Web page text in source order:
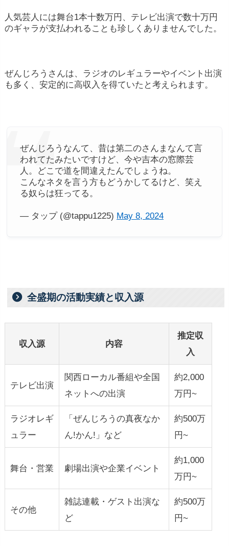
人気芸人には舞台1本十数万円、テレビ出演で数十万円
のギャラが支払われることも珍しくありませんでした。
ぜんじろうさんは、ラジオのレギュラーやイベント出演
も多く、安定的に高収入を得ていたと考えられます。
ぜんじろうなんて、昔は第二のさんまなんて言
われてたみたいですけど、今や吉本の窓際芸
人。どこで道を間違えたんでしょうね。
こんなネタを言う方もどうかしてるけど、笑え
る奴らは狂ってる。
— タップ (@tappu1225) May 8, 2024
全盛期の活動実績と収入源
収入源 内容
推定収
入
テレビ出演
関西ローカル番組や全国
ネットへの出演
約2,000
万円~
ラジオレギ
ュラー
「ぜんじろうの真夜なか
ん!かん!」など
約500万
円~
舞台・営業 劇場出演や企業イベント
約1,000
万円~
その他
雑誌連載・ゲスト出演な
ど
約500万
円~